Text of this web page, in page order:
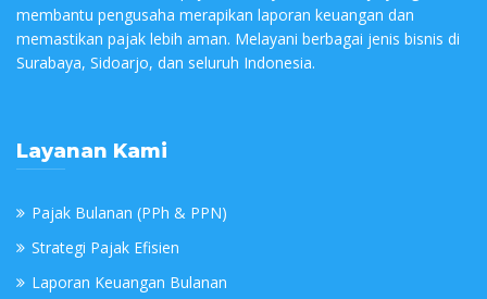
membantu pengusaha merapikan laporan keuangan dan
memastikan pajak lebih aman. Melayani berbagai jenis bisnis di
Surabaya, Sidoarjo, dan seluruh Indonesia.
Layanan Kami
Pajak Bulanan (PPh & PPN)
Strategi Pajak Efisien
Laporan Keuangan Bulanan